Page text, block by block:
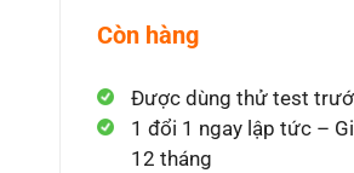
Còn hàng
Được dùng thử test
1 đổi 1 ngay lập tức –
12 tháng